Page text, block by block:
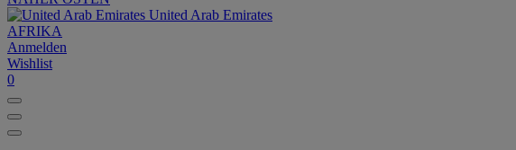
United Arab Emirates
AFRIKA
Anmelden
Wishlist
0